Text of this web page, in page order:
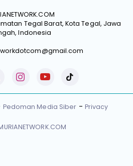
Tegal Barat, Kota Tegal, Jawa
Indonesia
Pedoman Media Siber Privacy